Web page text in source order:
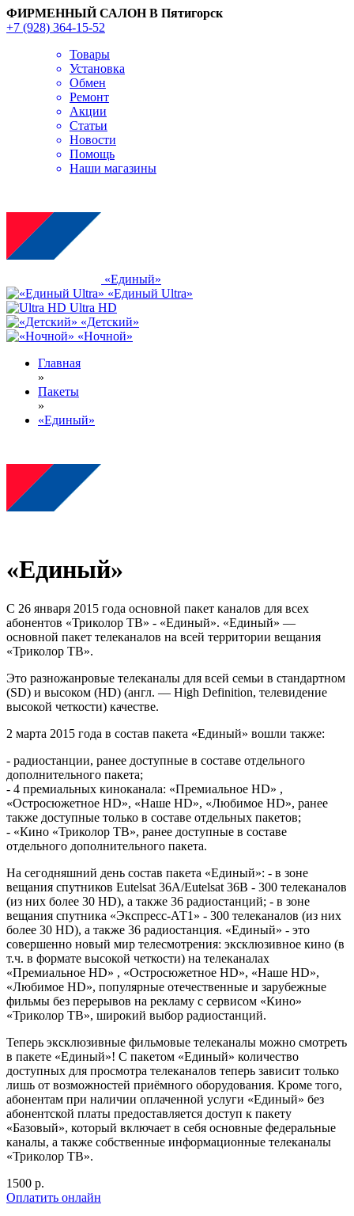
ФИРМЕННЫЙ САЛОН В Пятигорск
+7 (928) 364-15-52
Товары
Установка
Обмен
Ремонт
Акции
Статьи
Новости
Помощь
Наши магазины
«Единый»
«Единый Ultra»
Ultra HD
«Детский»
«Ночной»
Главная
»
Пакеты
»
«Единый»
«Единый»
С 26 января 2015 года основной пакет каналов для всех
абонентов «Триколор ТВ» - «Единый». «Единый» —
основной пакет телеканалов на всей территории вещания
«Триколор ТВ».
Это разножанровые телеканалы для всей семьи в стандартном
(SD) и высоком (HD) (англ. — High Definition, телевидение
высокой четкости) качестве.
2 марта 2015 года в состав пакета «Единый» вошли также:
- радиостанции, ранее доступные в составе отдельного
дополнительного пакета;
- 4 премиальных киноканала: «Премиальное HD» ,
«Остросюжетное HD», «Наше HD», «Любимое HD», ранее
также доступные только в составе отдельных пакетов;
- «Кино «Триколор ТВ», ранее доступные в составе
отдельного дополнительного пакета.
На сегодняшний день состав пакета «Единый»: - в зоне
вещания спутников Eutelsat 36A/Eutelsat 36B - 300 телеканалов
(из них более 30 HD), а также 36 радиостанций; - в зоне
вещания спутника «Экспресс-АТ1» - 300 телеканалов (из них
более 30 HD), а также 36 радиостанция. «Единый» - это
совершенно новый мир телесмотрения: эксклюзивное кино (в
т.ч. в формате высокой четкости) на телеканалах
«Премиальное HD» , «Остросюжетное HD», «Наше HD»,
«Любимое HD», популярные отечественные и зарубежные
фильмы без перерывов на рекламу с сервисом «Кино»
«Триколор ТВ», широкий выбор радиостанций.
Теперь эксклюзивные фильмовые телеканалы можно смотреть
в пакете «Единый»! С пакетом «Единый» количество
доступных для просмотра телеканалов теперь зависит только
лишь от возможностей приёмного оборудования. Кроме того,
абонентам при наличии оплаченной услуги «Единый» без
абонентской платы предоставляется доступ к пакету
«Базовый», который включает в себя основные федеральные
каналы, а также собственные информационные телеканалы
«Триколор ТВ».
1500 р.
Оплатить онлайн